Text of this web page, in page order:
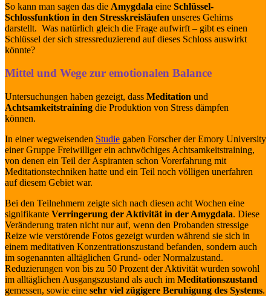
So kann man sagen das die Amygdala eine Schlüssel-
Schlossfunktion in den Stresskreisläufen unseres Gehirns
darstellt. Was natürlich gleich die Frage aufwirft – gibt es einen
Schlüssel der sich stressreduzierend auf dieses Schloss auswirkt
könnte?
Mittel und Wege zur emotionalen Balance
Untersuchungen haben gezeigt, dass Meditation und
Achtsamkeitstraining die Produktion von Stress dämpfen
können.
In einer wegweisenden Studie gaben Forscher der Emory University
einer Gruppe Freiwilliger ein achtwöchiges Achtsamkeitstraining,
von denen ein Teil der Aspiranten schon Vorerfahrung mit
Meditationstechniken hatte und ein Teil noch völligen unerfahren
auf diesem Gebiet war.
Bei den Teilnehmern zeigte sich nach diesen acht Wochen eine
signifikante Verringerung der Aktivität in der Amygdala. Diese
Veränderung traten nicht nur auf, wenn den Probanden stressige
Reize wie verstörende Fotos gezeigt wurden während sie sich in
einem meditativen Konzentrationszustand befanden, sondern auch
im sogenannten alltäglichen Grund- oder Normalzustand.
Reduzierungen von bis zu 50 Prozent der Aktivität wurden sowohl
im alltäglichen Ausgangszustand als auch im Meditationszustand
gemessen, sowie eine sehr viel zügigere Beruhigung des Systems.